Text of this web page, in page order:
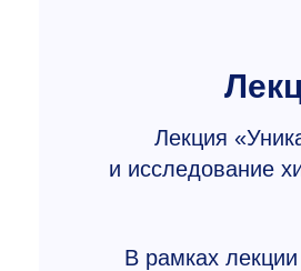
Лекция
и исследование
В рамках